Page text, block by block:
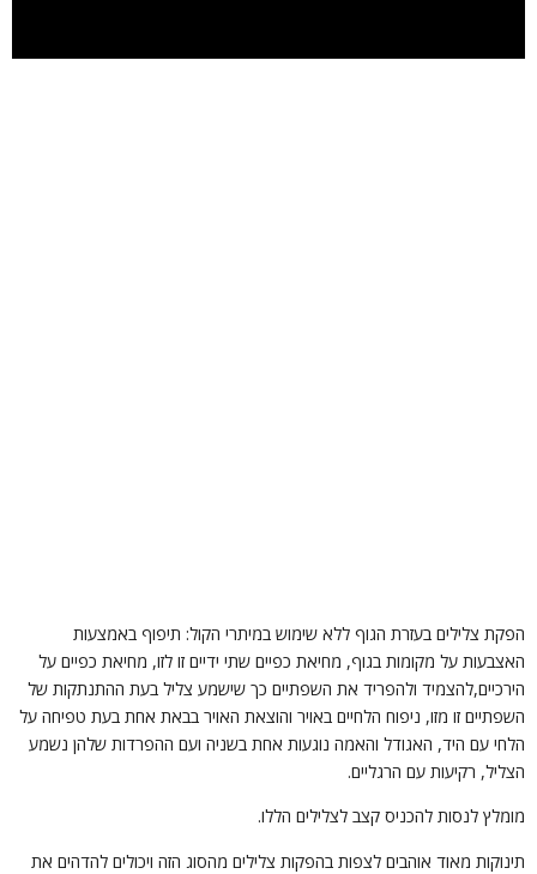
צלילים בעזרת הגוף ללא שימוש במיתרי הקול: תיפוף באמצעות
על מקומות בגוף, מחיאת כפיים שתי ידיים זו לזו, מחיאת כפיים על
ולהפריד את השפתיים כך שישמע צליל בעת ההתנתקות של
זו מזו, ניפוח הלחיים באויר והוצאת האויר בבאת אחת בעת טפיחה על
עם היד, האגודל והאמה נוגעות אחת בשניה ועם ההפרדות שלהן נשמע
רקיעות עם הרגליים.
לנסות להכניס קצב לצלילים הללו.
מאוד אוהבים לצפות בהפקות צלילים מהסוג הזה ויכולים להדהים את